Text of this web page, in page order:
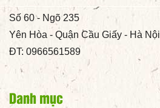
Số 60 - Ngõ 235
Yên Hòa - Quận Cầu Giấy - Hà Nội
ĐT: 0966561589
Danh mục